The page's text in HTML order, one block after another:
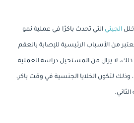
الجيني التي تحدث باكرًا في عملية نمو
من الأسباب الرئيسية للإصابة بالعقم
لا يزال من المستحيل دراسة العملية
وذلك لتكون الخلايا الجنسية في وقت باكر،